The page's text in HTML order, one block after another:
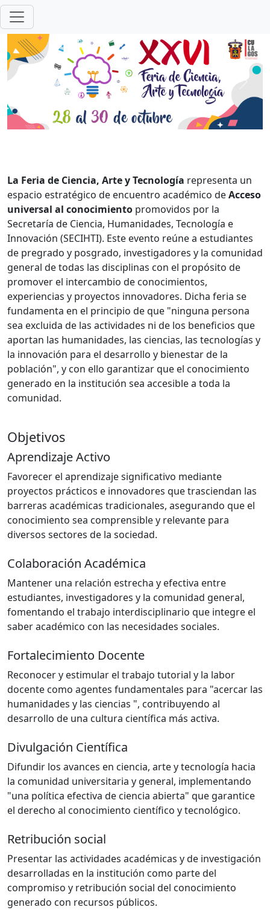
Anterior
La Feria de Ciencia, Arte y Tecnología representa un
espacio estratégico de encuentro académico deAcceso
universal al conocimiento promovidos por la
Secretaría de Ciencia, Humanidades, Tecnología e
Innovación (SECIHTI). Este evento reúne a estudiantes
de pregrado y posgrado, investigadores y la comunidad
general de todas las disciplinas con el propósito de
promover el intercambio de conocimientos,
experiencias y proyectos innovadores. Dicha feria se
fundamenta en el principio de que "ninguna persona
sea excluida de las actividades ni de los beneficios que
aportan las humanidades, las ciencias, las tecnologías y
la innovación para el desarrollo y bienestar de la
población", y con ello garantizar que el conocimiento
generado en la institución sea accesible a toda la
comunidad.
Objetivos
Aprendizaje Activo
Favorecer el aprendizaje significativo mediante
proyectos prácticos e innovadores que trasciendan las
barreras académicas tradicionales, asegurando que el
conocimiento sea comprensible y relevante para
diversos sectores de la sociedad.
Colaboración Académica
Mantener una relación estrecha y efectiva entre
estudiantes, investigadores y la comunidad general,
fomentando el trabajo interdisciplinario que integre el
saber académico con las necesidades sociales.
Fortalecimiento Docente
Reconocer y estimular el trabajo tutorial y la labor
docente como agentes fundamentales para "acercar las
humanidades y las ciencias ", contribuyendo al
desarrollo de una cultura científica más activa.
Divulgación Científica
Difundir los avances en ciencia, arte y tecnología hacia
la comunidad universitaria y general, implementando
"una política efectiva de ciencia abierta" que garantice
el derecho al conocimiento científico y tecnológico.
Retribución social
Presentar las actividades académicas y de investigación
desarrolladas en la institución como parte del
compromiso y retribución social del conocimiento
generado con recursos públicos.